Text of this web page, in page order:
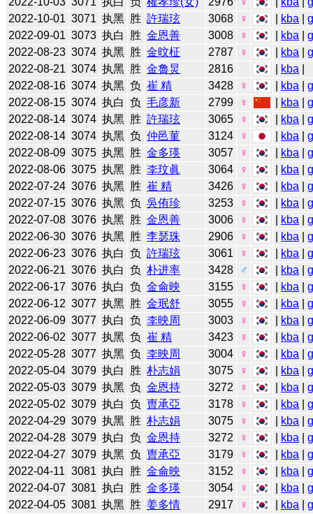
2022-10-01 3071 执黑 胜 許瑞玹 3068 ♀ kba |
2022-09-01 3073 执白 胜 金恩善 3008 ♀ kba |
2022-08-23 3074 执黑 胜 金旼柾 2787 ♀ kba |
2022-08-21 3074 执黑 胜 金魯炅 2816 kba
2022-08-16 3074 执黑 负 崔 精 3428 ♀ kba |
2022-08-15 3074 执白 负 毛彦新 2799 ♀ kba |
2022-08-14 3074 执黑 胜 許瑞玹 3065 ♀ kba |
2022-08-14 3074 执黑 负 仲邑菫 3124 ♀ kba |
2022-08-09 3075 执黑 胜 金多瑛 3057 ♀ kba |
2022-08-06 3075 执黑 胜 李玟眞 3064 ♀ kba |
2022-07-24 3076 执黑 胜 崔 精 3426 ♀ kba |
2022-07-15 3076 执黑 负 吳侑珍 3253 ♀ kba |
2022-07-08 3076 执黑 胜 金恩善 3006 ♀ kba |
2022-06-30 3076 执黑 胜 李瑟珠 2906 ♀ kba |
2022-06-23 3076 执白 负 許瑞玹 3061 ♀ kba |
2022-06-21 3076 执白 负 朴进率 3428 ♂ kba |
2022-06-17 3076 执白 负 金侖映 3155 ♀ kba |
2022-06-12 3077 执黑 胜 金珉舒 3055 ♀ kba |
2022-06-09 3077 执白 负 李映周 3003 ♀ kba |
2022-06-02 3077 执黑 负 崔 精 3423 ♀ kba |
2022-05-28 3077 执黑 负 李映周 3004 ♀ kba |
2022-05-04 3079 执白 胜 朴志娟 3075 ♀ kba |
2022-05-03 3079 执黑 负 金恩持 3272 ♀ kba |
2022-05-02 3079 执白 负 曺承亞 3178 ♀ kba |
2022-04-29 3079 执黑 胜 朴志娟 3075 ♀ kba |
2022-04-28 3079 执白 负 金恩持 3272 ♀ kba |
2022-04-27 3079 执黑 负 曺承亞 3179 ♀ kba |
2022-04-11 3081 执白 胜 金侖映 3152 ♀ kba |
2022-04-07 3081 执白 胜 金多瑛 3054 ♀ kba |
2022-04-05 3081 执黑 胜 姜多情 2917 ♀ kba |